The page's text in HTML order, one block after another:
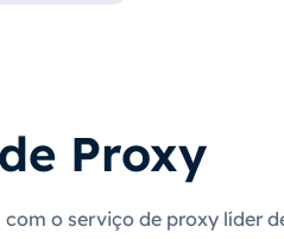
Proxy
o serviço de proxy líder